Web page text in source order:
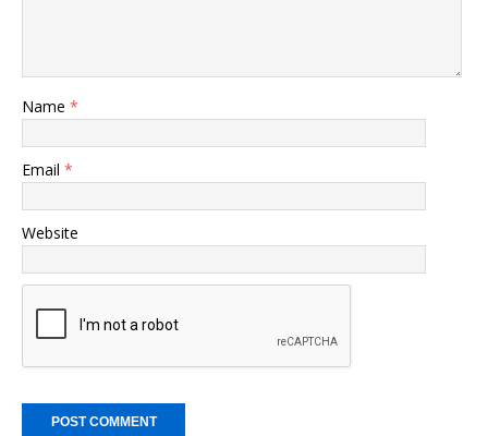
Name *
Email *
Website